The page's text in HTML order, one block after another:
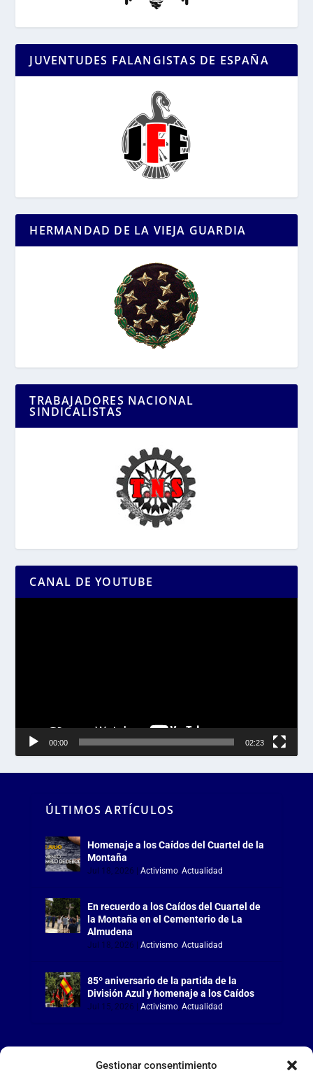
Gestionar consentimiento
JUVENTUDES FALANGISTAS DE ESPAÑA
HERMANDAD DE LA VIEJA GUARDIA
TRABAJADORES NACIONAL
SINDICALISTAS
CANAL DE YOUTUBE
00:00 02:23
ÚLTIMOS ARTÍCULOS
Homenaje a los Caídos del Cuartel de la
Montaña
Jul 18, 2026 Activismo, Actualidad
En recuerdo a los Caídos del Cuartel de
la Montaña en el Cementerio de La
Almudena
Jul 18, 2026 Activismo, Actualidad
85º aniversario de la partida de la
División Azul y homenaje a los Caídos
Jul 15, 2026 Activismo, Actualidad